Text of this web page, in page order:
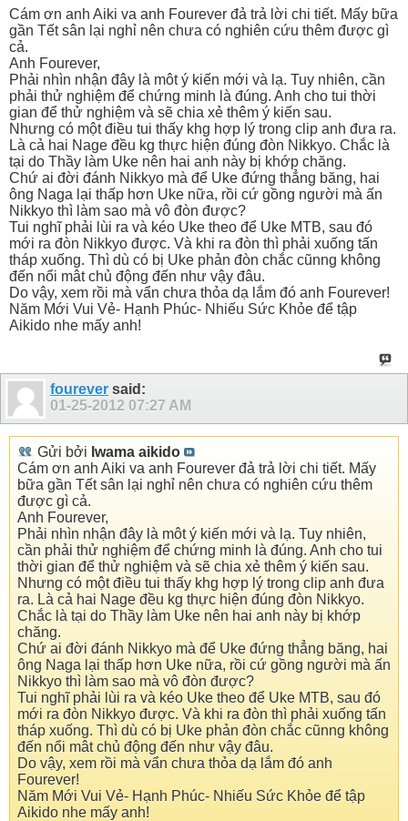
Cám ơn anh Aiki va anh Fourever đả trả lời chi tiết. Mấy bữa
gần Tết sân lại nghỉ nên chưa có nghiên cứu thêm được gì
cả.
Anh Fourever,
Phải nhìn nhận đây là môt ý kiến mới và lạ. Tuy nhiên, cần
phải thử nghiệm để chứng minh là đúng. Anh cho tui thời
gian để thử nghiệm và sẽ chia xẻ thêm ý kiến sau.
Nhưng có một điều tui thấy khg hợp lý trong clip anh đưa ra.
Là cả hai Nage đều kg thực hiện đúng đòn Nikkyo. Chắc là
tại do Thầy làm Uke nên hai anh này bị khớp chăng.
Chứ ai đời đánh Nikkyo mà để Uke đứng thẳng băng, hai
ông Naga lại thấp hơn Uke nữa, rồi cứ gồng người mà ấn
Nikkyo thì làm sao mà vô đòn được?
Tui nghĩ phải lùi ra và kéo Uke theo để Uke MTB, sau đó
mới ra đòn Nikkyo được. Và khi ra đòn thì phải xuống tấn
tháp xuống. Thì dù có bị Uke phản đòn chắc cũnng không
đến nổi mât chủ động đến như vậy đâu.
Do vậy, xem rồi mà vẩn chưa thỏa dạ lắm đó anh Fourever!
Năm Mới Vui Vẻ- Hạnh Phúc- Nhiếu Sức Khỏe để tập
Aikido nhe mấy anh!
fourever said:
01-25-2012 07:27 AM
Gửi bởi Iwama aikido
Cám ơn anh Aiki va anh Fourever đả trả lời chi tiết. Mấy
bữa gần Tết sân lại nghỉ nên chưa có nghiên cứu thêm
được gì cả.
Anh Fourever,
Phải nhìn nhận đây là môt ý kiến mới và lạ. Tuy nhiên,
cần phải thử nghiệm để chứng minh là đúng. Anh cho tui
thời gian để thử nghiệm và sẽ chia xẻ thêm ý kiến sau.
Nhưng có một điều tui thấy khg hợp lý trong clip anh đưa
ra. Là cả hai Nage đều kg thực hiện đúng đòn Nikkyo.
Chắc là tại do Thầy làm Uke nên hai anh này bị khớp
chăng.
Chứ ai đời đánh Nikkyo mà để Uke đứng thẳng băng, hai
ông Naga lại thấp hơn Uke nữa, rồi cứ gồng người mà ấn
Nikkyo thì làm sao mà vô đòn được?
Tui nghĩ phải lùi ra và kéo Uke theo để Uke MTB, sau đó
mới ra đòn Nikkyo được. Và khi ra đòn thì phải xuống tấn
tháp xuống. Thì dù có bị Uke phản đòn chắc cũnng không
đến nổi mât chủ động đến như vậy đâu.
Do vậy, xem rồi mà vẩn chưa thỏa dạ lắm đó anh
Fourever!
Năm Mới Vui Vẻ- Hạnh Phúc- Nhiếu Sức Khỏe để tập
Aikido nhe mấy anh!